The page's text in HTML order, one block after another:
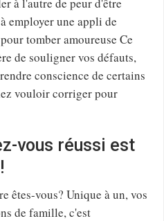
employer une appli de
tomber amoureuse Ce
de souligner vos défauts,
conscience de certains
vouloir corriger pour
vous réussi est
êtes-vous? Unique à un, vos
de famille, c'est